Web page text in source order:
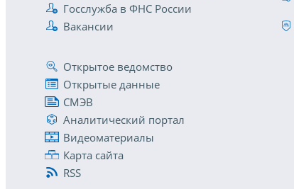
Госслужба в ФНС России
Вакансии
Открытое ведомство
Открытые данные
СМЭВ
Аналитический портал
Видеоматериалы
Карта сайта
RSS